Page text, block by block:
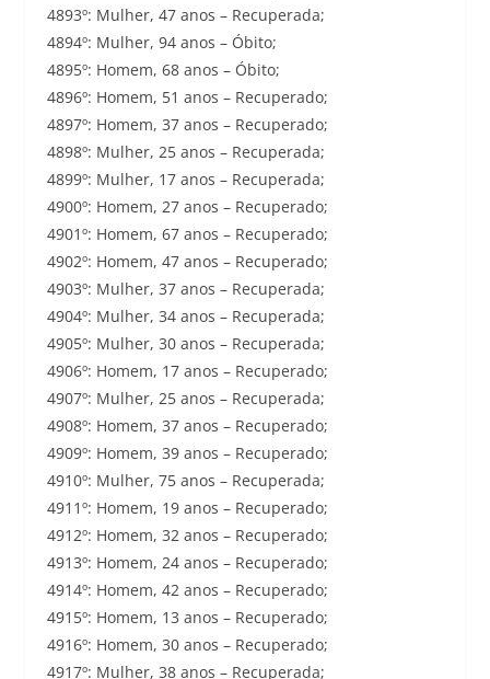
4893º: Mulher, 47 anos – Recuperada;
4894º: Mulher, 94 anos – Óbito;
4895º: Homem, 68 anos – Óbito;
4896º: Homem, 51 anos – Recuperado;
4897º: Homem, 37 anos – Recuperado;
4898º: Mulher, 25 anos – Recuperada;
4899º: Mulher, 17 anos – Recuperada;
4900º: Homem, 27 anos – Recuperado;
4901º: Homem, 67 anos – Recuperado;
4902º: Homem, 47 anos – Recuperado;
4903º: Mulher, 37 anos – Recuperada;
4904º: Mulher, 34 anos – Recuperada;
4905º: Mulher, 30 anos – Recuperada;
4906º: Homem, 17 anos – Recuperado;
4907º: Mulher, 25 anos – Recuperada;
4908º: Homem, 37 anos – Recuperado;
4909º: Homem, 39 anos – Recuperado;
4910º: Mulher, 75 anos – Recuperada;
4911º: Homem, 19 anos – Recuperado;
4912º: Homem, 32 anos – Recuperado;
4913º: Homem, 24 anos – Recuperado;
4914º: Homem, 42 anos – Recuperado;
4915º: Homem, 13 anos – Recuperado;
4916º: Homem, 30 anos – Recuperado;
4917º: Mulher, 38 anos – Recuperada;